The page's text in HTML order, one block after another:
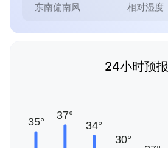
东南偏南风 相对湿度
24小时预报